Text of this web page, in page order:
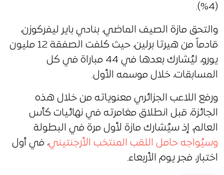
(4%).
والتحق مازة الصيف الماضي، بنادي باير ليفركوزن،
قادماً من هيرتا برلين، حيث كلفت الصفقة 12 مليون
يورو، ليُشارك بعدها في 44 مباراة في كل
المسابقات، خلال موسمه الأول.
ورفع اللاعب الجزائري معنوياته من خلال هذه
الجائزة، قبل انطلاق مغامرته في نهائيات كأس
العالم، إذ سيُشارك مازة لأول مرة في البطولة
وسيُواجه حامل اللقب المنتخب الأرجنتيني، في أول
اختبار، فجر يوم الأربعاء.